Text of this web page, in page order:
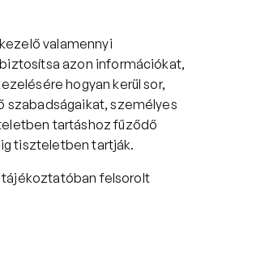
valamennyi
azon információkat,
hogyan kerül sor,
szabadságaikat, személyes
tartáshoz fűződő
tiszteletben tartják.
tájékoztatóban felsorolt